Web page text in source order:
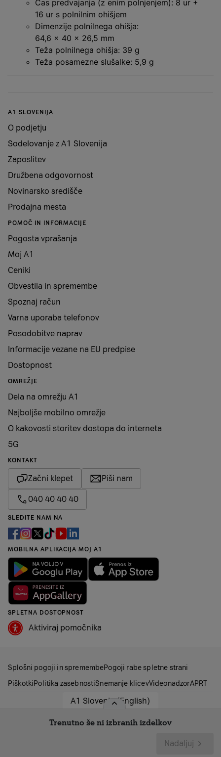
Čas predvajanja (z enim polnjenjem): 8 ur +
16 ur s polnilnim ohišjem
Dimenzije polnilnega ohišja:
64,6 × 40 × 26,5 mm
Teža polnilnega ohišja: 39 g
Teža posamezne slušalke: 5,9 g
Trenutno še ni izbranih izdelkov
Nadaljuj
A1 SLOVENIJA
O podjetju
Sodelovanje z A1 Slovenija
Zaposlitev
Družbena odgovornost
Novinarsko središče
Prodajna mesta
POMOČ IN INFORMACIJE
Pogosta vprašanja
Moj A1
Ceniki
Obvestila in spremembe
Spoznaj račun
Varna uporaba telefonov
Posodobitve naprav
Informacije vezane na EU predpise
Dostopnost
OMREŽJE
Dela na omrežju A1
Najboljše mobilno omrežje
O kakovosti storitev dostopa do interneta
5G
KONTAKT
Začni klepet Piši nam
040 40 40 40
SLEDITE NAM NA
MOBILNA APLIKACIJA MOJ A1
SPLETNA DOSTOPNOST
Aktiviraj pomočnika
Splošni pogoji in spremembePogoji rabe spletne strani
PiškotkiPolitika zasebnostiSnemanje klicevVideonadzorAPRT
A1 Slovenia (English)
A1 Telekom Austria Group
A1 Austria